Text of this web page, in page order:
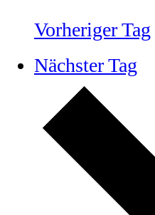
Vorheriger Tag
Nächster Tag